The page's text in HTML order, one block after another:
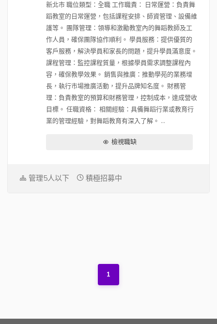
新北市 職位類型：全職 工作職責： 日常運營：負責舞
蹈教室的日常運營，包括課程安排、師資管理、設備維
護等。 團隊管理：領導和激勵教室內的舞蹈教師及工
作人員，確保團隊協作順利。 學員服務：提供優質的
客戶服務，解決學員和家長的問題，提升學員滿意度。
課程管理：監控課程質量，根據學員需求調整課程內
容，確保教學效果。 銷售與推廣：推動學苑的業務增
長，執行市場推廣活動，提升品牌知名度。 財務管
理：負責教室的預算和財務管理，控制成本，達成營收
目標。 任職資格： 相關經驗：具備舞蹈行業或教育行
業的管理經驗，對舞蹈教育有深入了解。 ...
檢視職缺
管理5人以下 積極招募中
1